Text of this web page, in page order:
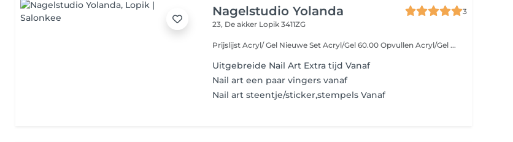
Nagelstudio Yolanda
3
23, De akker Lopik 3411ZG
Prijslijst Acryl/ Gel Nieuwe Set Acryl/Gel 60.00 Opvullen Acryl/Gel ...
Uitgebreide Nail Art Extra tijd Vanaf
Nail art een paar vingers vanaf
Nail art steentje/sticker,stempels Vanaf